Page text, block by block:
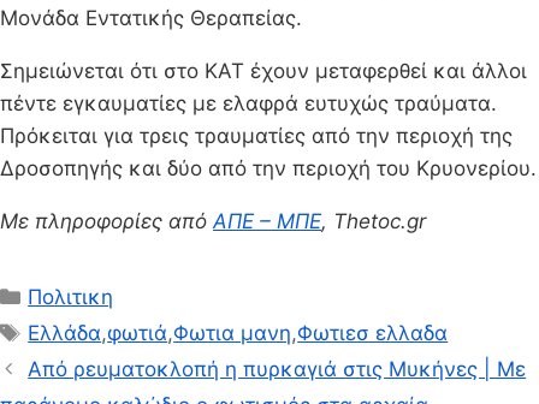
Μονάδα Εντατικής Θεραπείας.
Σημειώνεται ότι στο ΚΑΤ έχουν μεταφερθεί και άλλοι
πέντε εγκαυματίες με ελαφρά ευτυχώς τραύματα.
Πρόκειται για τρεις τραυματίες από την περιοχή της
Δροσοπηγής και δύο από την περιοχή του Κρυονερίου.
Με πληροφορίες απόΑΠΕ – ΜΠΕ, Thetoc.gr
Κατηγορίες
Πολιτικη
Ετικέτες
Ελλάδα,φωτιά,Φωτια μανη,Φωτιεσ ελλαδα
Από ρευματοκλοπή η πυρκαγιά στις Μυκήνες | Με